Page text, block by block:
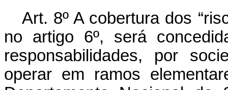
Art. 8º A cobertura dos
no artigo 6º, será
responsabilidades, por
operar em ramos